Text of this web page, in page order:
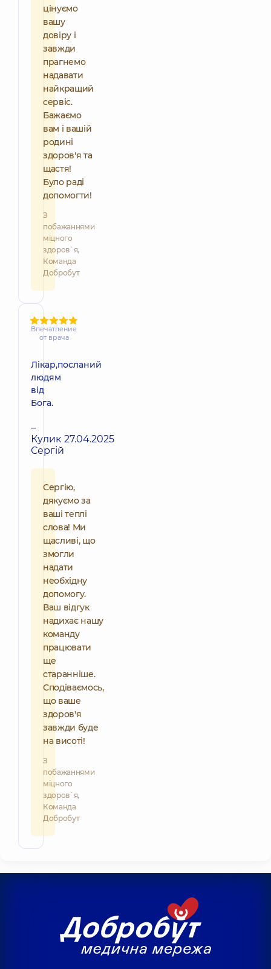
цінуємо
вашу
довіру і
завжди
прагнемо
надавати
найкращий
сервіс.
Бажаємо
вам і вашій
родині
здоров'я та
щастя!
Було раді
допомогти!
З
побажаннями
міцного
здоров`я,
Команда
Добробут
Впечатление
от врача
Лікар,посланий
людям
від
Бога.
–
Кулик
Сергій
27.04.2025
Сергію,
дякуємо за
ваші теплі
слова! Ми
щасливі, що
змогли
надати
необхідну
допомогу.
Ваш відгук
надихає нашу
команду
працювати
ще
старанніше.
Сподіваємось,
що ваше
здоров'я
завжди буде
на висоті!
З
побажаннями
міцного
здоров`я,
Команда
Добробут